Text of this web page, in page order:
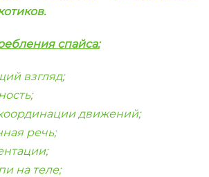
спайса:
взгляд;
движений;
речь;
на теле;